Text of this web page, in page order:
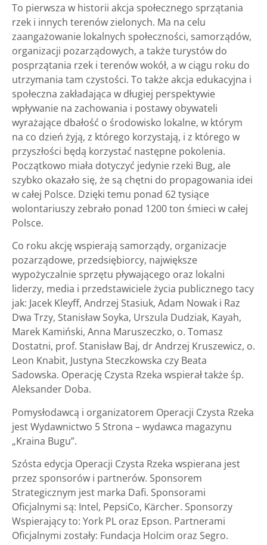
To pierwsza w historii akcja społecznego sprzątania
rzek i innych terenów zielonych. Ma na celu
zaangażowanie lokalnych społeczności, samorządów,
organizacji pozarządowych, a także turystów do
posprzątania rzek i terenów wokół, a w ciągu roku do
utrzymania tam czystości. To także akcja edukacyjna i
społeczna zakładająca w długiej perspektywie
wpływanie na zachowania i postawy obywateli
wyrażające dbałość o środowisko lokalne, w którym
na co dzień żyją, z którego korzystają, i z którego w
przyszłości będą korzystać następne pokolenia.
Początkowo miała dotyczyć jedynie rzeki Bug, ale
szybko okazało się, że są chętni do propagowania idei
w całej Polsce. Dzięki temu ponad 62 tysiące
wolontariuszy zebrało ponad 1200 ton śmieci w całej
Polsce.
Co roku akcję wspierają samorządy, organizacje
pozarządowe, przedsiębiorcy, największe
wypożyczalnie sprzętu pływającego oraz lokalni
liderzy, media i przedstawiciele życia publicznego tacy
jak: Jacek Kleyff, Andrzej Stasiuk, Adam Nowak i Raz
Dwa Trzy, Stanisław Soyka, Urszula Dudziak, Kayah,
Marek Kamiński, Anna Maruszeczko, o. Tomasz
Dostatni, prof. Stanisław Baj, dr Andrzej Kruszewicz, o.
Leon Knabit, Justyna Steczkowska czy Beata
Sadowska. Operację Czysta Rzeka wspierał także śp.
Aleksander Doba.
Pomysłodawcą i organizatorem Operacji Czysta Rzeka
jest Wydawnictwo 5 Strona – wydawca magazynu
„Kraina Bugu”.
Szósta edycja Operacji Czysta Rzeka wspierana jest
przez sponsorów i partnerów. Sponsorem
Strategicznym jest marka Dafi. Sponsorami
Oficjalnymi są: Intel, PepsiCo, Kärcher. Sponsorzy
Wspierający to: York PL oraz Epson. Partnerami
Oficjalnymi zostały: Fundacja Holcim oraz Segro.